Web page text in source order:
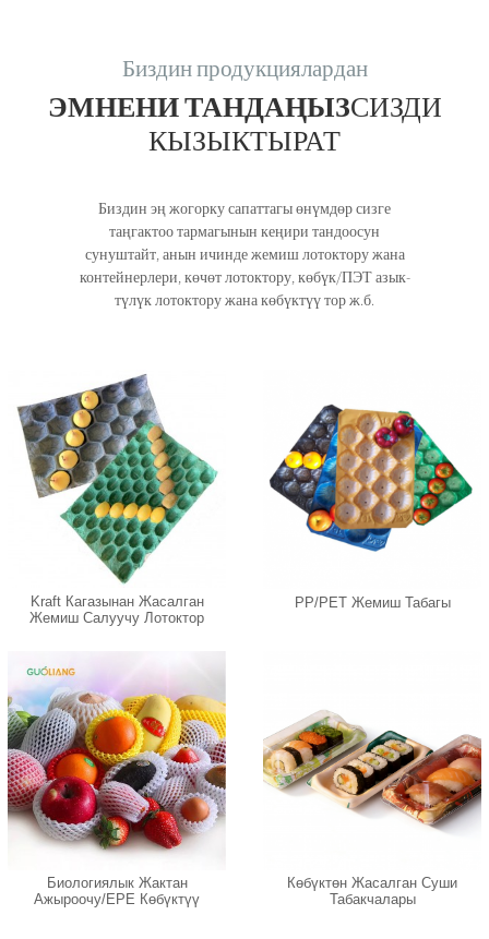
Биздин продукциялардан
ЭМНЕНИ ТАНДАҢЫЗСИЗДИ
КЫЗЫКТЫРАТ
Биздин эң жогорку сапаттагы өнүмдөр сизге
таңгактоо тармагынын кеңири тандоосун
сунуштайт, анын ичинде жемиш лотоктору жана
контейнерлери, көчөт лотоктору, көбүк/ПЭТ азык-
түлүк лотоктору жана көбүктүү тор ж.б.
Kraft Кагазынан Жасалган
Жемиш Салуучу Лотоктор
PP/PET Жемиш Табагы
Биологиялык Жактан
Ажыроочу/EPE Көбүктүү
Көбүктөн Жасалган Суши
Табакчалары